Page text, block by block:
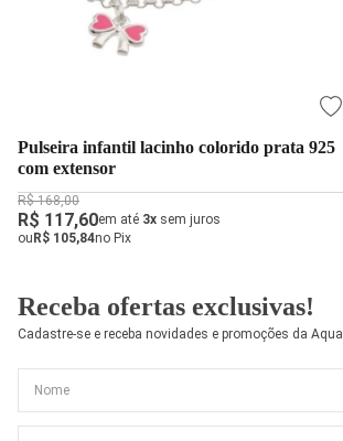
Pulseira infantil lacinho colorido prata 925
com extensor
R$ 168,00
R$ 117,60em até 3x sem juros
ouR$ 105,84no Pix
Receba ofertas exclusivas!
Cadastre-se e receba novidades e promoções da Aqua